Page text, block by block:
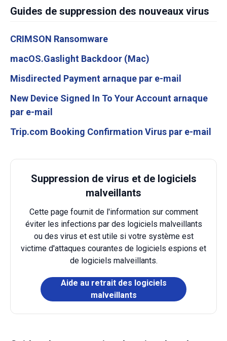
Guides de suppression des nouveaux virus
CRIMSON Ransomware
macOS.Gaslight Backdoor (Mac)
Misdirected Payment arnaque par e-mail
New Device Signed In To Your Account arnaque
par e-mail
Trip.com Booking Confirmation Virus par e-mail
Suppression de virus et de logiciels
malveillants
Cette page fournit de l'information sur comment
éviter les infections par des logiciels malveillants
ou des virus et est utile si votre système est
victime d'attaques courantes de logiciels espions et
de logiciels malveillants.
Aide au retrait des logiciels
malveillants